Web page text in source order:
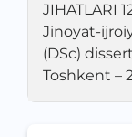
JIHATLARI
Jinoyat-
(DSc)
Toshkent –